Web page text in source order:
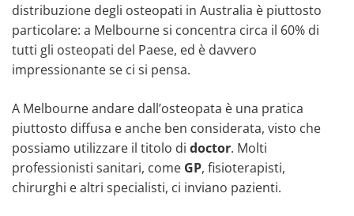
distribuzione degli osteopati in Australia è piuttosto
particolare: a Melbourne si concentra circa il 60% di
tutti gli osteopati del Paese, ed è davvero
impressionante se ci si pensa.
A Melbourne andare dall’osteopata è una pratica
piuttosto diffusa e anche ben considerata, visto che
possiamo utilizzare il titolo di doctor. Molti
professionisti sanitari, come GP, fisioterapisti,
chirurghi e altri specialisti, ci inviano pazienti.